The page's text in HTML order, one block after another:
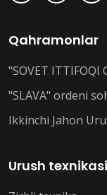
Qahramonlar
"SOVET
"SLAVA" ordeni
Ikkinchi Jahon
Urush texnikasi